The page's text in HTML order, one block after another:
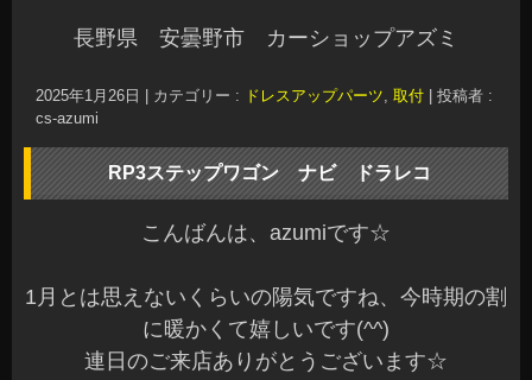
長野県 安曇野市 カーショップアズミ
2025年1月26日 カテゴリー : ドレスアップパーツ, 取付
投稿者 :
cs-azumi
RP3ステップワゴン ナビ ドラレコ
こんばんは、azumiです☆
1月とは思えないくらいの陽気ですね、今時期の割
に暖かくて嬉しいです(^^)
連日のご来店ありがとうございます☆